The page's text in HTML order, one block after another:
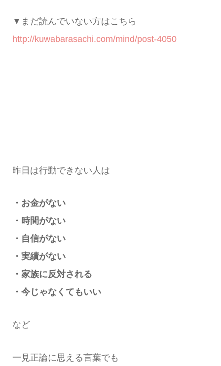
▼まだ読んでいない方はこちら
http://kuwabarasachi.com/mind/post-4050
昨日は行動できない人は
・お金がない
・時間がない
・自信がない
・実績がない
・家族に反対される
・今じゃなくてもいい
など
一見正論に思える言葉でも